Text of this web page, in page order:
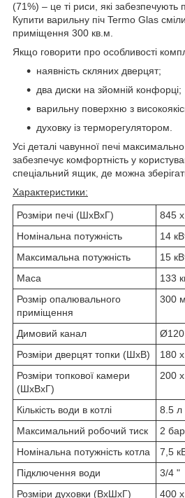
(71%) – це ті риси, які забезпечують
Купити варильну піч Termo Glas
приміщення 300 кв.м.
Якщо говорити про особливості
наявність скляних дверцят;
два диски на зйомній конфорці;
варильну поверхню з
духовку із терморегулятором.
Усі деталі чавунної печі
забезпечує комфортність у
спеціальний ящик, де можна
Характеристики:
Розміри печі (ШxВxГ)
845
Номінальна потужність
14
Максимальна потужність
15
Маса
133
Розмір опалювального
приміщення
300 м
Димовий канал
Розміри дверцят топки (ШхВ)
180
Розміри топкової камери
(ШxВxГ)
200
Кількість води в котлі
8.5 л
Максимальний робочий тиск
2 бар
Номінальна потужність котла
7,5
Підключення води
3/4 "
Розміри духовки (ВхШхГ)
400